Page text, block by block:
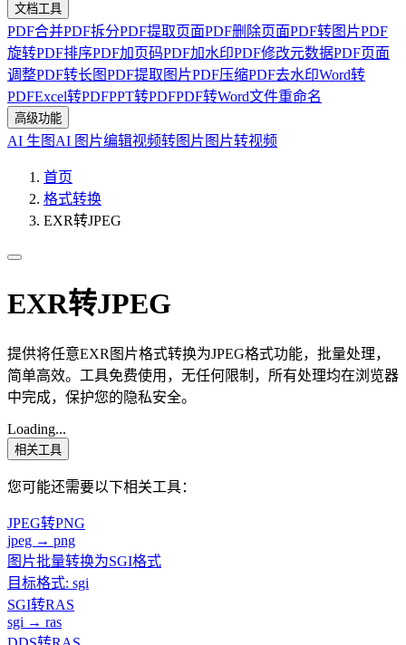
文档工具
PDF合并PDF拆分PDF提取页面PDF删除页面PDF转图片PDF
旋转PDF排序PDF加页码PDF加水印PDF修改元数据PDF页面
调整PDF转长图PDF提取图片PDF压缩PDF去水印Word转
PDFExcel转PDFPPT转PDFPDF转Word文件重命名
高级功能
AI 生图 AI 图片编辑视频转图片 图片转视频
首页
格式转换
EXR转JPEG
EXR转JPEG
提供将任意EXR图片格式转换为JPEG格式功能，批量处理，
简单高效。工具免费使用，无任何限制，所有处理均在浏览器
中完成，保护您的隐私安全。
Loading...
相关工具
您可能还需要以下相关工具：
JPEG转PNG
jpeg → png
图片批量转换为SGI格式
目标格式: sgi
SGI转RAS
sgi → ras